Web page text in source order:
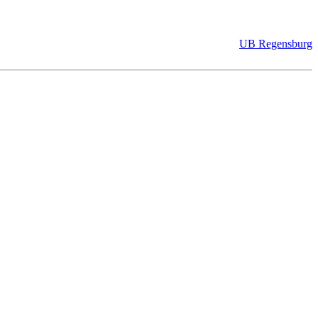
UB Regensburg